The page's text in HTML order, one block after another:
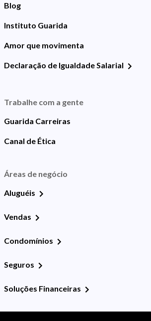
Blog
Instituto Guarida
Amor que movimenta
Declaração de Igualdade Salarial
Trabalhe com a gente
Guarida Carreiras
Canal de Ética
Áreas de negócio
Aluguéis
Vendas
Condomínios
Seguros
Soluções Financeiras